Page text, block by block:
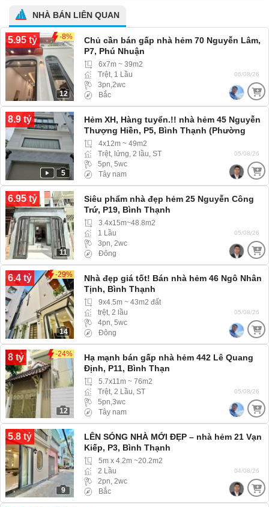
NHÀ BÁN LIÊN QUAN
5.95 tỷ -8%
12
Chủ cần bán gấp nhà hẻm 70 Nguyễn Lâm,
P7, Phú Nhuận
6x7m ~ 39m2
Trệt, 1 Lầu
3pn,2wc
Bắc
06/08/26
8.9 tỷ
5
Hẻm XH, Hàng tuyển.!! nhà hẻm 45 Nguyễn
Thượng Hiền, P5, Bình Thạnh (Phường
Bình Lợi Trung) hẻm rộng xe hơi 4 chỗ vào
tới nhà
4x12m ~ 49m2
Trệt, lửng, 2 lầu, ST
5pn, 5wc
Tây nam
05/08/26
6.95 tỷ
11
Siêu phẩm nhà đẹp hẻm 25 Nguyễn Công
Trứ, P19, Bình Thạnh
3.4x15m~48.8m2
1 Lầu
3pn, 2wc
Đông
05/08/26
6.4 tỷ -29%
14
Nhà đẹp giá tốt! Bán nhà hẻm 46 Ngô Nhân
Tịnh, Bình Thạnh
9x4.5m ~ 43m2 đất
trệt, 2 lầu
4pn, 5wc
Đông
05/08/26
8 tỷ -24%
12
Hạ mạnh bán gấp nhà hẻm 442 Lê Quang
Định, P11, Bình Thạn
5.7x11m ~ 76m2
Trệt, 2 Lầu, ST
5pn,3wc
Tây nam
05/08/26
5.8 tỷ
9
LÊN SÓNG NHÀ MỚI ĐẸP – nhà hẻm 21 Vạn
Kiếp, P3, Bình Thạnh
5m x 4.2m ~20.2m2
2 Lầu
2pn, 2wc
Bắc
04/08/26